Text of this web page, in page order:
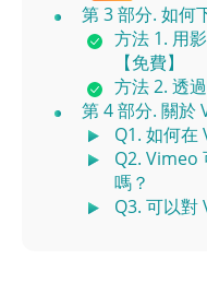
第 3 部分. 如何
方法 1. 用
【免費】
方法 2. 透
第 4 部分. 關於
Q1. 如何在
Q2. Vimeo
嗎？
Q3. 可以對